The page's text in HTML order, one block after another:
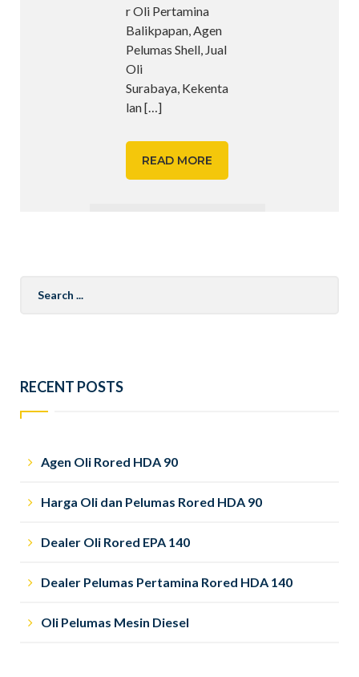
r Oli Pertamina
Balikpapan, Agen
Pelumas Shell, Jual
Oli
Surabaya, Kekenta
lan[…]
READ MORE
for:
RECENT POSTS
Agen Oli Rored HDA 90
Harga Oli dan Pelumas Rored HDA 90
Dealer Oli Rored EPA 140
Dealer Pelumas Pertamina Rored HDA 140
Oli Pelumas Mesin Diesel